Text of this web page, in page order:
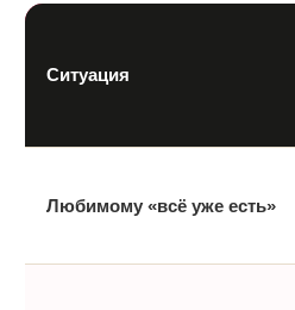
Ситуация
Любимому «всё уже есть»